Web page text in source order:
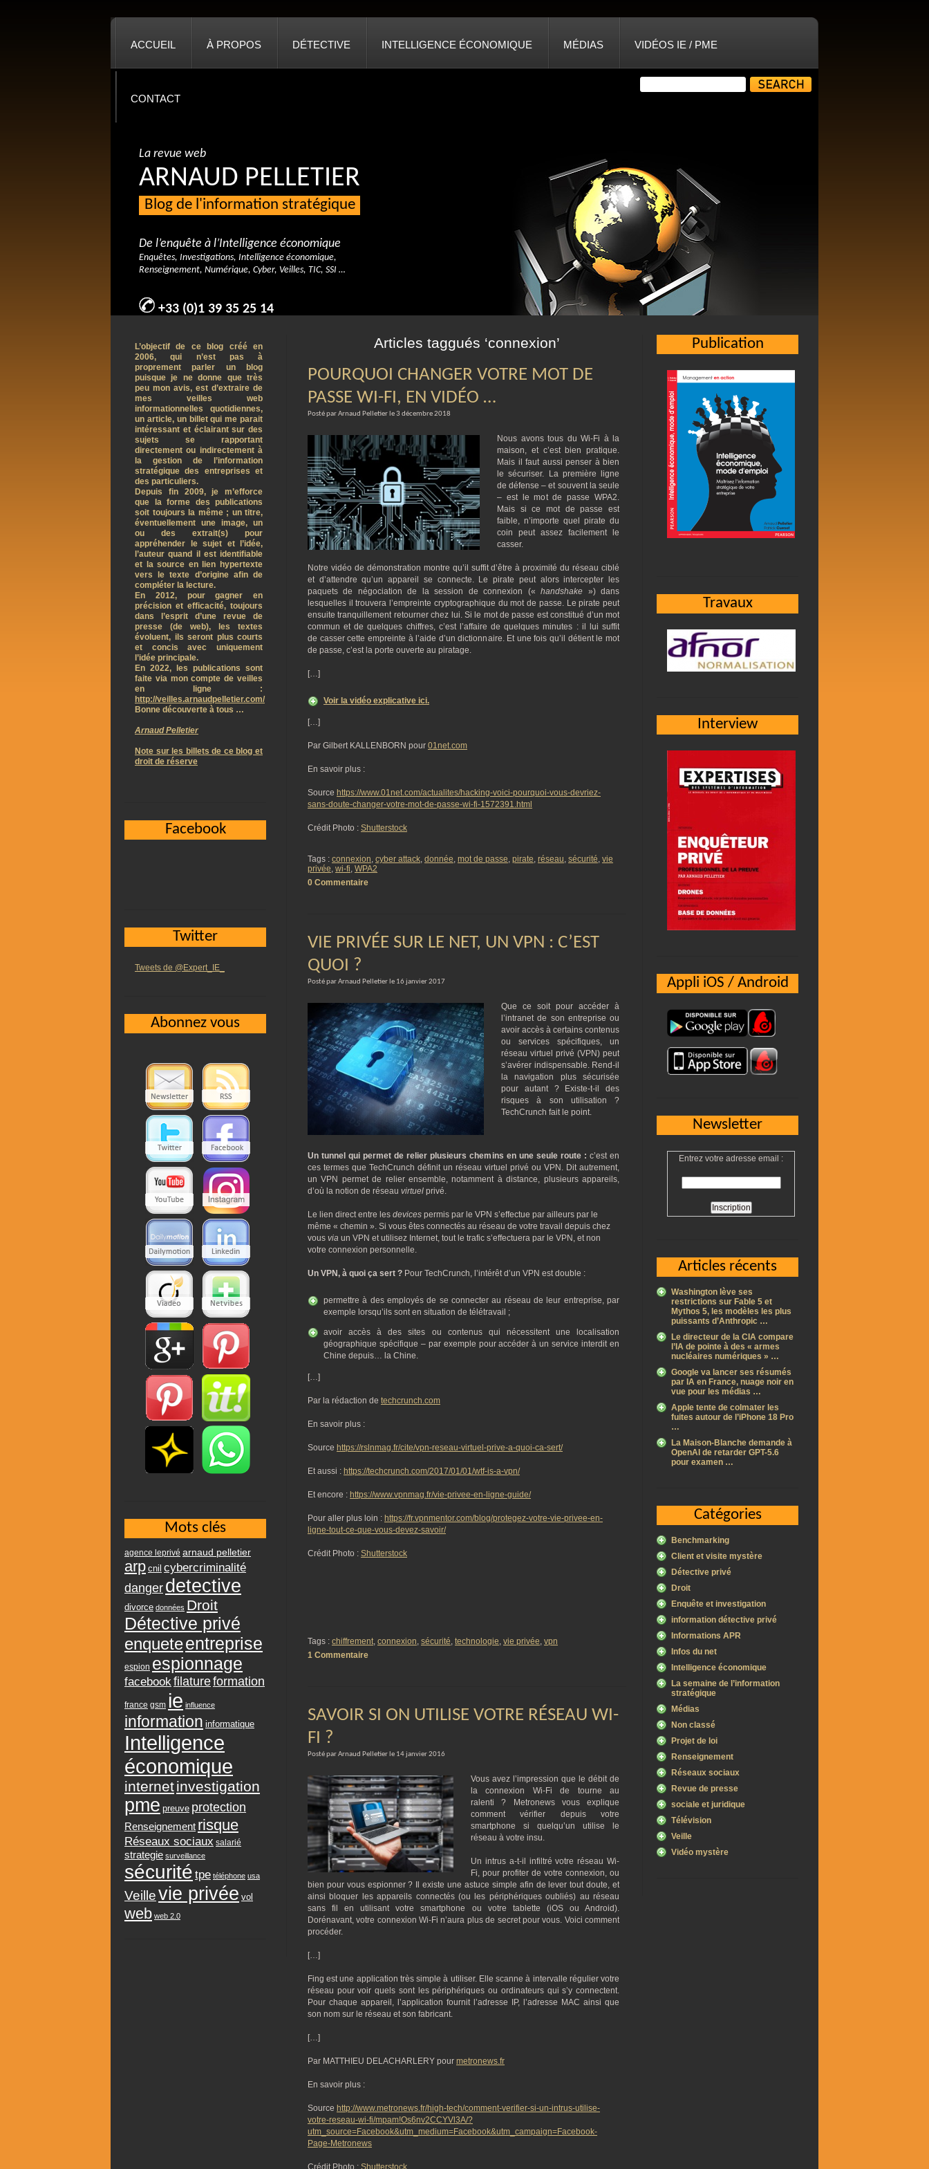
ACCUEIL À PROPOS DÉTECTIVE INTELLIGENCE ÉCONOMIQUE MÉDIAS VIDÉOS IE / PME
CONTACT
La revue web
ARNAUD PELLETIER
Blog de l'information stratégique
De l’enquête à l’Intelligence économique
Enquêtes, Investigations, Intelligence économique,
Renseignement, Numérique, Cyber, Veilles, TIC, SSI …
+33 (0)1 39 35 25 14
Articles taggués ‘connexion’
POURQUOI CHANGER VOTRE MOT DE
PASSE WI-FI, EN VIDÉO …
Posté par Arnaud Pelletier le 3 décembre 2018
Nous avons tous du Wi-Fi à la
maison, et c’est bien pratique.
Mais il faut aussi penser à bien
le sécuriser. La première ligne
de défense – et souvent la seule
– est le mot de passe WPA2.
Mais si ce mot de passe est
faible, n’importe quel pirate du
coin peut assez facilement le
casser.
Notre vidéo de démonstration montre qu’il suffit d’être à proximité du réseau ciblé
et d’attendre qu’un appareil se connecte. Le pirate peut alors intercepter les
paquets de négociation de la session de connexion («handshake ») dans
lesquelles il trouvera l’empreinte cryptographique du mot de passe. Le pirate peut
ensuite tranquillement retourner chez lui. Si le mot de passe est constitué d’un mot
commun et de quelques chiffres, c’est l’affaire de quelques minutes : il lui suffit
de casser cette empreinte à l’aide d’un dictionnaire. Et une fois qu’il détient le mot
de passe, c’est la porte ouverte au piratage.
[…]
Voir la vidéo explicative ici.
[…]
Par Gilbert KALLENBORN pour 01net.com
En savoir plus :
Source https://www.01net.com/actualites/hacking-voici-pourquoi-vous-devriez-
sans-doute-changer-votre-mot-de-passe-wi-fi-1572391.html
Crédit Photo : Shutterstock
Tags : connexion, cyber attack, donnée, mot de passe, pirate, réseau, sécurité, vie
privée, wi-fi, WPA2
0 Commentaire
VIE PRIVÉE SUR LE NET, UN VPN : C’EST
QUOI ?
Posté par Arnaud Pelletier le 16 janvier 2017
Que ce soit pour accéder à
l’intranet de son entreprise ou
avoir accès à certains contenus
ou services spécifiques, un
réseau virtuel privé (VPN) peut
s’avérer indispensable. Rend-il
la navigation plus sécurisée
pour autant ? Existe-t-il des
risques à son utilisation ?
TechCrunch fait le point.
Un tunnel qui permet de relier plusieurs chemins en une seule route : c’est en
ces termes que TechCrunch définit un réseau virtuel privé ou VPN. Dit autrement,
un VPN permet de relier ensemble, notamment à distance, plusieurs appareils,
d’où la notion de réseau virtuel privé.
Le lien direct entre les devices permis par le VPN s’effectue par ailleurs par le
même « chemin ». Si vous êtes connectés au réseau de votre travail depuis chez
vous via un VPN et utilisez Internet, tout le trafic s’effectuera par le VPN, et non
votre connexion personnelle.
Un VPN, à quoi ça sert ? Pour TechCrunch, l’intérêt d’un VPN est double :
permettre à des employés de se connecter au réseau de leur entreprise, par
exemple lorsqu’ils sont en situation de télétravail ;
avoir accès à des sites ou contenus qui nécessitent une localisation
géographique spécifique – par exemple pour accéder à un service interdit en
Chine depuis… la Chine.
[…]
Par la rédaction de techcrunch.com
En savoir plus :
Source https://rslnmag.fr/cite/vpn-reseau-virtuel-prive-a-quoi-ca-sert/
Et aussi : https://techcrunch.com/2017/01/01/wtf-is-a-vpn/
Et encore : https://www.vpnmag.fr/vie-privee-en-ligne-guide/
Pour aller plus loin : https://fr.vpnmentor.com/blog/protegez-votre-vie-privee-en-
ligne-tout-ce-que-vous-devez-savoir/
Crédit Photo : Shutterstock
Tags : chiffrement, connexion, sécurité, technologie, vie privée, vpn
1 Commentaire
SAVOIR SI ON UTILISE VOTRE RÉSEAU WI-
FI ?
Posté par Arnaud Pelletier le 14 janvier 2016
Vous avez l’impression que le débit de
la connexion Wi-Fi de tourne au
ralenti ? Metronews vous explique
comment vérifier depuis votre
smartphone si quelqu’un utilise le
réseau à votre insu.
Un intrus a-t-il infiltré votre réseau Wi-
Fi, pour profiter de votre connexion, ou
bien pour vous espionner ? Il existe une astuce simple afin de lever tout doute, et
ainsi bloquer les appareils connectés (ou les périphériques oubliés) au réseau
sans fil en utilisant votre smartphone ou votre tablette (iOS ou Android).
Dorénavant, votre connexion Wi-Fi n’aura plus de secret pour vous. Voici comment
procéder.
[…]
Fing est une application très simple à utiliser. Elle scanne à intervalle régulier votre
réseau pour voir quels sont les périphériques ou ordinateurs qui s’y connectent.
Pour chaque appareil, l’application fournit l’adresse IP, l’adresse MAC ainsi que
son nom sur le réseau et son fabricant.
[…]
Par MATTHIEU DELACHARLERY pour metronews.fr
En savoir plus :
Source http://www.metronews.fr/high-tech/comment-verifier-si-un-intrus-utilise-
votre-reseau-wi-fi/mpam!Os6nv2CCYVl3A/?
utm_source=Facebook&utm_medium=Facebook&utm_campaign=Facebook-
Page-Metronews
Crédit Photo : Shutterstock
Publication
Travaux
Interview
Appli iOS / Android
Newsletter
Entrez votre adresse email :
Articles récents
Washington lève ses
restrictions sur Fable 5 et
Mythos 5, les modèles les plus
puissants d’Anthropic …
Le directeur de la CIA compare
l’IA de pointe à des « armes
nucléaires numériques » …
Google va lancer ses résumés
par IA en France, nuage noir en
vue pour les médias …
Apple tente de colmater les
fuites autour de l’iPhone 18 Pro
…
La Maison-Blanche demande à
OpenAI de retarder GPT-5.6
pour examen …
Catégories
Benchmarking
Client et visite mystère
Détective privé
Droit
Enquête et investigation
information détective privé
Informations APR
Infos du net
Intelligence économique
La semaine de l’information
stratégique
Médias
Non classé
Projet de loi
Renseignement
Réseaux sociaux
Revue de presse
sociale et juridique
Télévision
Veille
Vidéo mystère
L’objectif de ce blog créé en
2006, qui n’est pas à
proprement parler un blog
puisque je ne donne que très
peu mon avis, est d’extraire de
mes veilles web
informationnelles quotidiennes,
un article, un billet qui me parait
intéressant et éclairant sur des
sujets se rapportant
directement ou indirectement à
la gestion de l’information
stratégique des entreprises et
des particuliers.
Depuis fin 2009, je m’efforce
que la forme des publications
soit toujours la même ; un titre,
éventuellement une image, un
ou des extrait(s) pour
appréhender le sujet et l’idée,
l’auteur quand il est identifiable
et la source en lien hypertexte
vers le texte d’origine afin de
compléter la lecture.
En 2012, pour gagner en
précision et efficacité, toujours
dans l’esprit d’une revue de
presse (de web), les textes
évoluent, ils seront plus courts
et concis avec uniquement
l’idée principale.
En 2022, les publications sont
faite via mon compte de veilles
en ligne :
http://veilles.arnaudpelletier.com/
Bonne découverte à tous …
Arnaud Pelletier
Note sur les billets de ce blog et
droit de réserve
Facebook
Twitter
Tweets de @Expert_IE_
Abonnez vous
Mots clés
agence leprivé arnaud pelletier
arp cnil cybercriminalité
danger detective
divorce données Droit
Détective privé
enqueteentreprise
espion espionnage
facebookfilatureformation
france gsm ie influence
information informatique
Intelligence
économique
internetinvestigation
pme preuve protection
Renseignement risque
Réseaux sociaux salarié
strategie surveillance
sécurité tpe téléphone usa
Veillevie privée vol
web web 2.0